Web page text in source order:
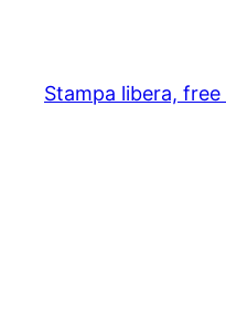
content
Stampa libera,